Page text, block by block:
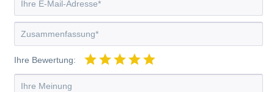
Ihre Bewertung: